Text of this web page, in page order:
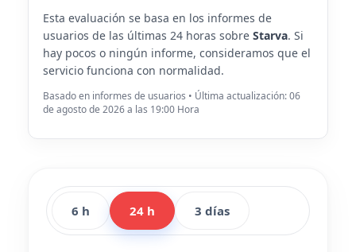
Esta evaluación se basa en los informes de
usuarios de las últimas 24 horas sobre Starva. Si
hay pocos o ningún informe, consideramos que el
servicio funciona con normalidad.
Basado en informes de usuarios • Última actualización: 06
de agosto de 2026 a las 19:00 Hora
6 h 24 h 3 días